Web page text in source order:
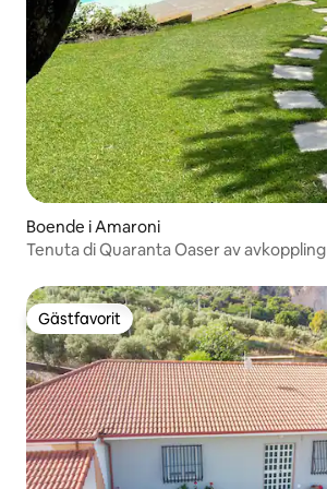
Boende i Amaroni
Tenuta di Quaranta Oaser av avkoppling
Gästfavorit
Gästfavorit